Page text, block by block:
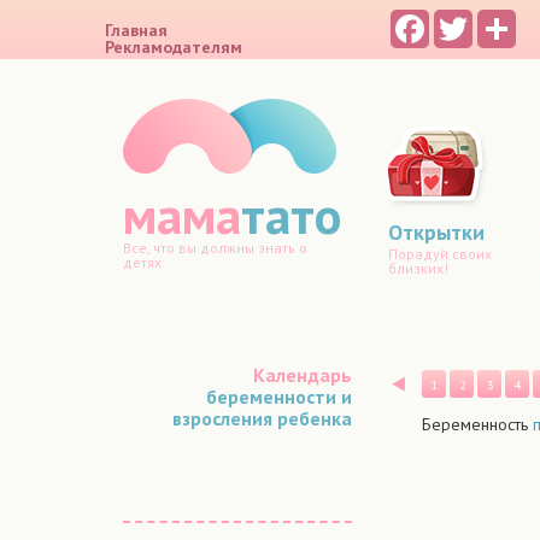
Главная
Рекламодателям
FacebookTwitter
маматато
Все, что вы должны знать о
детях
Открытки
Порадуй своих
близких!
Календарь
беременности и
взросления ребенка
Назад
1 2 3 4
Беременность